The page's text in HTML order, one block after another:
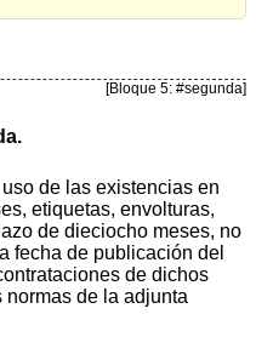
[Bloque 5: #segunda]
de las existencias en
etiquetas, envolturas,
de dieciocho meses, no
fecha de publicación del
de dichos
normas de la adjunta